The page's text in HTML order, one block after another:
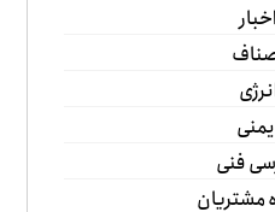
اخبار
فنی
مشتریان